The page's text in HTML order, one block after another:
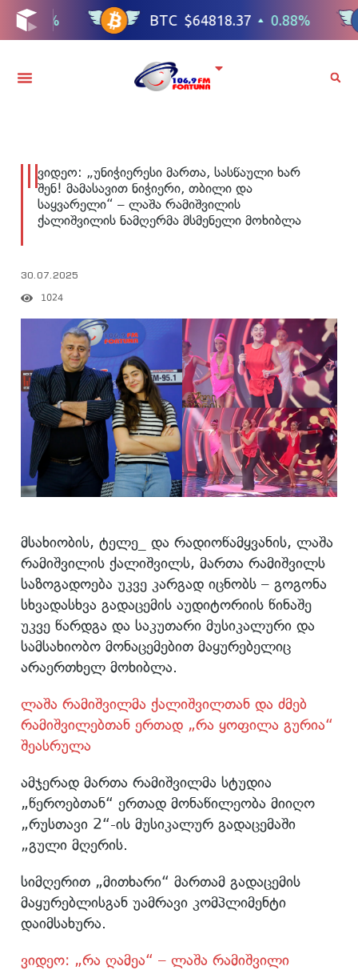
ვიდეო: „უნიჭიერესი მართა, სასწაული ხარ
შენ! მამასავით ნიჭიერი, თბილი და
საყვარელი“ – ლაშა რამიშვილის
ქალიშვილის ნამღერმა მსმენელი მოხიბლა
30.07.2025
1024
მსახიობის, ტელე_ და რადიოწამყვანის, ლაშა
რამიშვილის ქალიშვილს, მართა რამიშვილს
საზოგადოება უკვე კარგად იცნობს – გოგონა
სხვადასხვა გადაცემის აუდიტორიის წინაშე
უკვე წარდგა და საკუთარი მუსიკალური და
სამსახიობო მონაცემებით მაყურებელიც
არაერთხელ მოხიბლა.
ლაშა რამიშვილმა ქალიშვილთან და ძმებ
რამიშვილებთან ერთად „რა ყოფილა გურია“
შეასრულა
ამჯერად მართა რამიშვილმა სტუდია
„წეროებთან“ ერთად მონაწილეობა მიიღო
„რუსთავი 2“-ის მუსიკალურ გადაცემაში
„გული მღერის.
სიმღერით „მითხარი“ მართამ გადაცემის
მაყურებლისგან უამრავი კომპლიმენტი
დაიმსახურა.
ვიდეო: „რა ღამეა“ – ლაშა რამიშვილი